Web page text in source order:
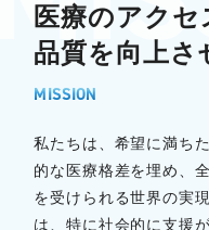
医療のアクセ
品質を向上さ
MISSION
私たちは、希望に満ち
的な医療格差を埋め、
を受けられる世界の実
は、特に社会的に支援